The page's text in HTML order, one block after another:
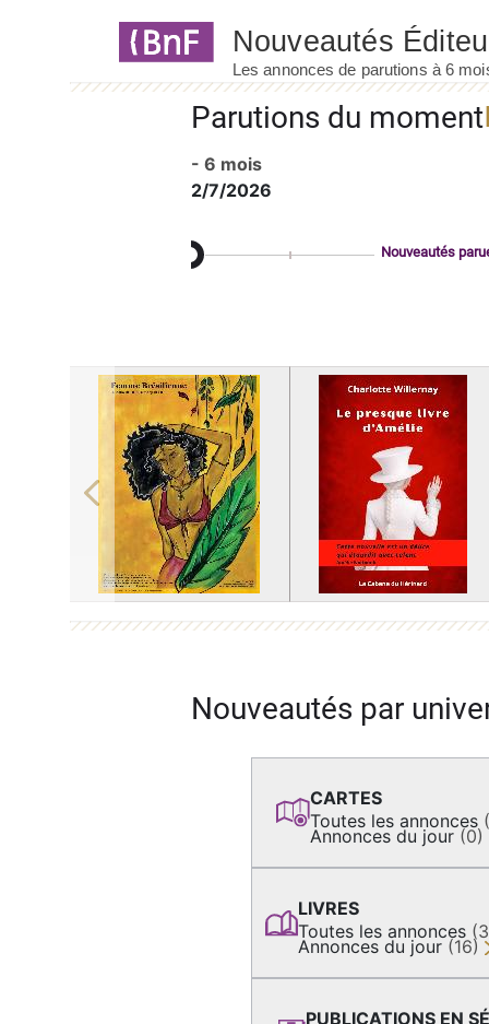
Parutions du moment
- 6 mois
2/7/2026
Nouveautés
Previous
Nouveautés par
CARTES
Toutes les annonces
Annonces du jour (0)
LIVRES
Toutes les annonces
Annonces du jour (16)
PUBLICATIONS EN